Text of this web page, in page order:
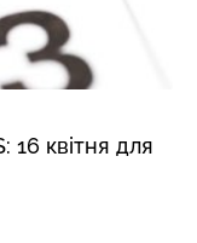
16 квітня для